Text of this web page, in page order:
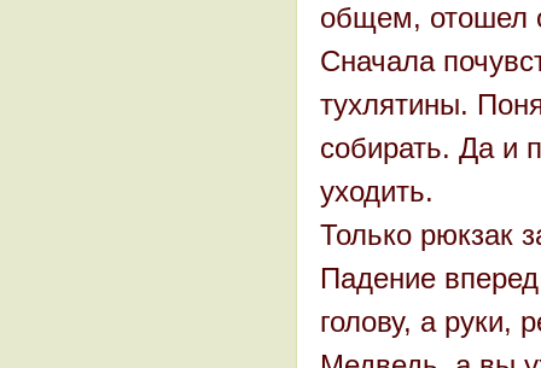
общем, отошел
Сначала
тухлятины.
собирать. Да и
уходить.
Только рюкзак
Падение
голову, а руки,